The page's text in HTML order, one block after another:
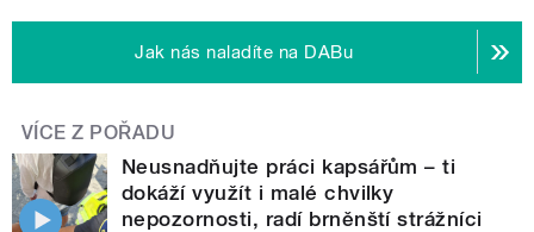
Jak nás naladíte na DABu
VÍCE Z POŘADU
Neusnadňujte práci kapsářům – ti
dokáží využít i malé chvilky
nepozornosti, radí brněnští strážníci